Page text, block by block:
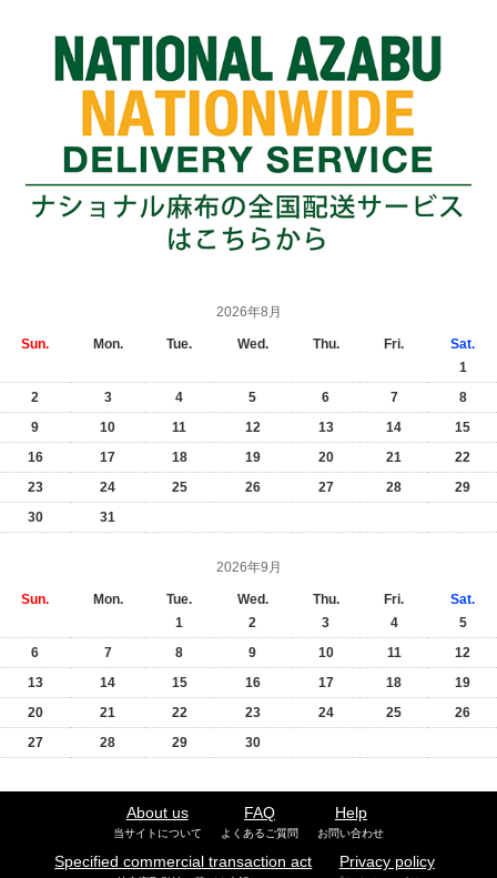
2026年8月
Sun. Mon. Tue. Wed. Thu. Fri.
Sat.
1
2
3 4 5 6 7
8
9
10 11 12 13 14
15
16
17 18 19 20 21
22
23
24 25 26 27 28
29
30
31
2026年9月
Sun. Mon. Tue. Wed. Thu. Fri.
Sat.
1
2 3 4
5
6
7 8 9 10 11
12
13
14 15 16 17 18
19
20
21 22 23 24 25
26
27
28 29 30
About us
当サイトについて
FAQ
よくあるご質問
Help
お問い合わせ
Specified commercial transaction act Privacy policy